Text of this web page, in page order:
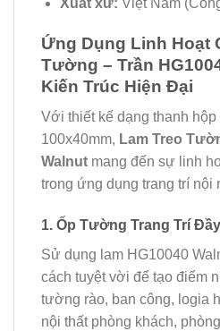
Xuất xứ: Việt Nam
Ứng Dụng Linh Hoạt
Tường – Trần
Kiến Trúc Hiện Đại
Với thiết kế dạng thanh
100x40mm, Lam Treo
Walnut mang đến sự linh
trong ứng dụng trang trí nội
1. Ốp Tường Trang Trí
Sử dụng lam HG10040
cách tuyệt vời để tạo điểm
tường rào, ban công, logia
nội thất phòng khách,